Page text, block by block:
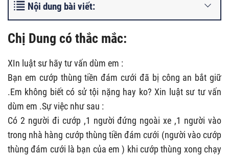
Nội dung bài viết:
Chị Dung có thắc mắc:
XIn luật sư hãy tư vấn dùm em :
Bạn em cướp thùng tiền đám cưới đã bị công an bắt giữ
.Em không biết có sử tội nặng hay ko? Xin luật sư tư vấn
dùm em .Sự việc như sau :
Có 2 người đi cướp ,1 người đứng ngoài xe ,1 người vào
trong nhà hàng cướp thùng tiền đám cưới (người vào cướp
thùng đám cưới là bạn của em ) khi cướp thùng xong chạy